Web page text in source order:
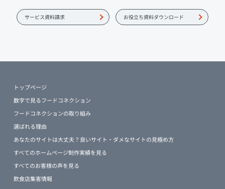
サービス資料請求 お役立ち資料ダウンロード
トップページ
数字で見るフードコネクション
フードコネクションの取り組み
選ばれる理由
あなたのサイトは大丈夫？良いサイト・ダメなサイトの見極め方
すべてのホームページ制作実績を見る
すべてのお客様の声を見る
飲食店集客情報